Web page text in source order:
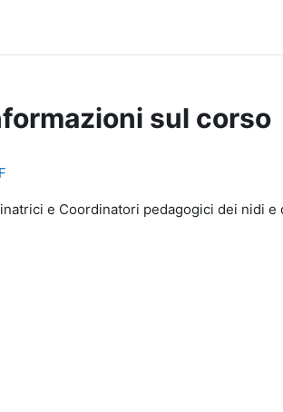
sul corso
e Coordinatori pedagogici dei nidi e